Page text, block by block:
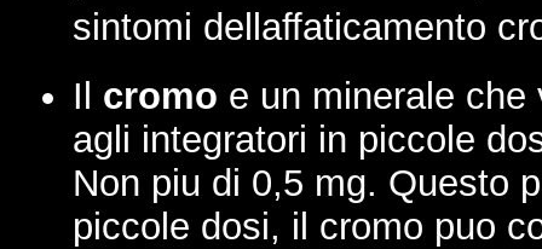
sintomi dellaffaticamento
Il cromo e un minerale
agli integratori in piccole
Non piu di 0,5 mg. Questo
piccole dosi, il cromo puo